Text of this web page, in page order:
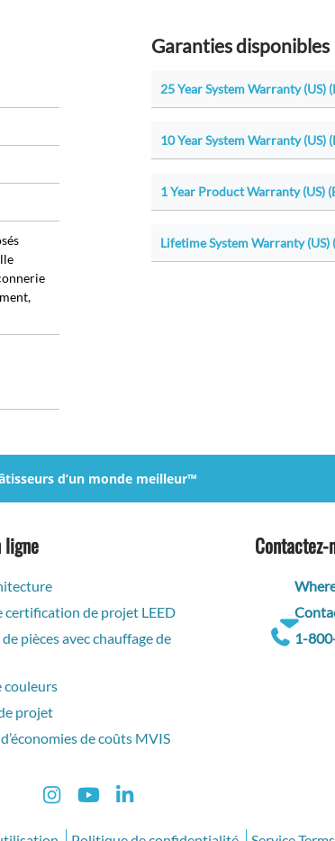
Garanties disponibles
25 Year System Warranty (US)
10 Year System Warranty (US)
1 Year Product Warranty (US)
Lifetime System Warranty (US)
d’un monde meilleur™
ligne
certification de projet LEED
pièces avec chauffage de
couleurs
projet
de coûts MVIS
Contactez-
1-